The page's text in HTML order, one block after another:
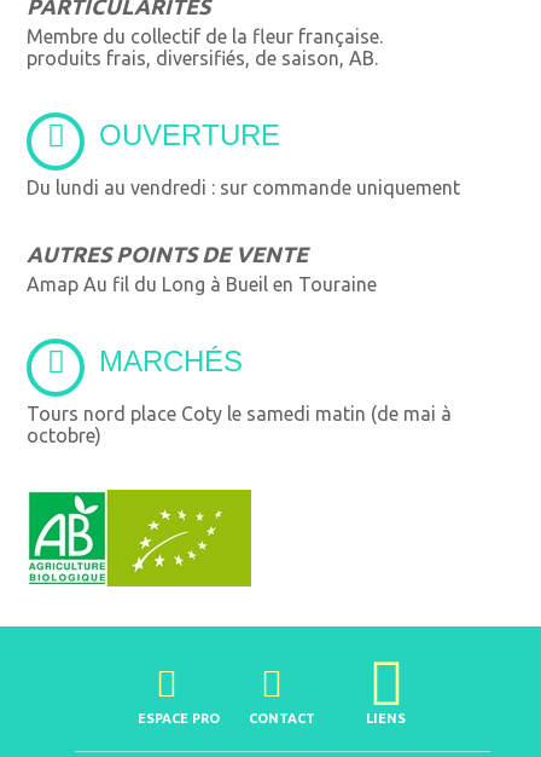
PARTICULARITÉS
Membre du collectif de la fleur française.
produits frais, diversifiés, de saison, AB.
OUVERTURE
Du lundi au vendredi : sur commande uniquement
AUTRES POINTS DE VENTE
Amap Au fil du Long à Bueil en Touraine
MARCHÉS
Tours nord place Coty le samedi matin (de mai à
octobre)
ESPACE PRO CONTACT LIENS